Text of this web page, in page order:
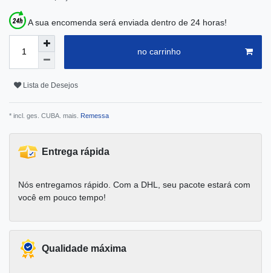
A sua encomenda será enviada dentro de 24 horas!
no carrinho
Lista de Desejos
* incl. ges. CUBA. mais. Remessa
Entrega rápida
Nós entregamos rápido. Com a DHL, seu pacote estará com
você em pouco tempo!
Qualidade máxima